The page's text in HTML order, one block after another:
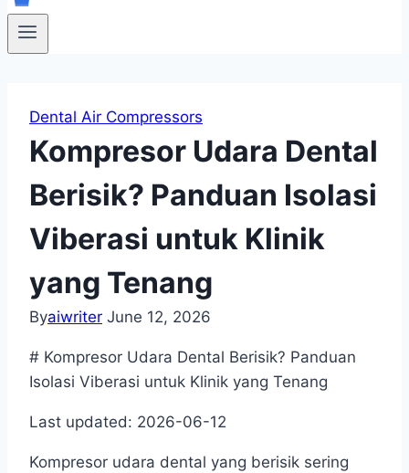
Dental Air Compressors
Kompresor Udara Dental
Berisik? Panduan Isolasi
Viberasi untuk Klinik
yang Tenang
Byaiwriter June 12, 2026
# Kompresor Udara Dental Berisik? Panduan
Isolasi Viberasi untuk Klinik yang Tenang
Last updated: 2026-06-12
Kompresor udara dental yang berisik sering